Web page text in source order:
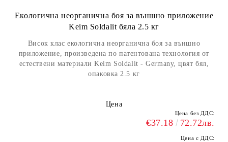
Екологична неорганична боя за външно приложение
Keim Soldalit бяла 2.5 кг
Висок клас екологична неорганична боя за външно
приложение, произведена по патентована технология от
естествени материали Keim Soldalit - Germany, цвят бял,
опаковка 2.5 кг
Цена
Цена без ДДС:
€37.18 72.72лв.
Цена с ДДС: